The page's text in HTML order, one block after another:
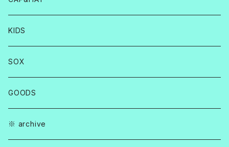
KIDS
SOX
GOODS
※ archive